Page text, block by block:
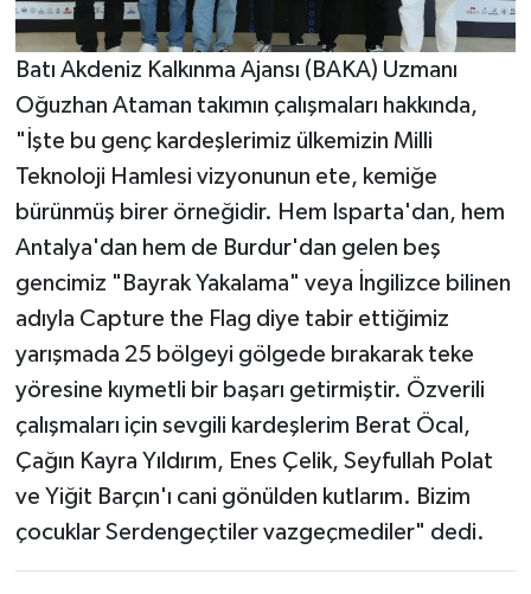
Batı Akdeniz Kalkınma Ajansı (BAKA) Uzmanı
Oğuzhan Ataman takımın çalışmaları hakkında,
"İşte bu genç kardeşlerimiz ülkemizin Milli
Teknoloji Hamlesi vizyonunun ete, kemiğe
bürünmüş birer örneğidir. Hem Isparta'dan, hem
Antalya'dan hem de Burdur'dan gelen beş
gencimiz "Bayrak Yakalama" veya İngilizce bilinen
adıyla Capture the Flag diye tabir ettiğimiz
yarışmada 25 bölgeyi gölgede bırakarak teke
yöresine kıymetli bir başarı getirmiştir. Özverili
çalışmaları için sevgili kardeşlerim Berat Öcal,
Çağın Kayra Yıldırım, Enes Çelik, Seyfullah Polat
ve Yiğit Barçın'ı cani gönülden kutlarım. Bizim
çocuklar Serdengeçtiler vazgeçmediler" dedi.